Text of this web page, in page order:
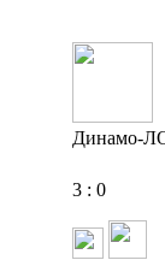
Динамо-
3 : 0